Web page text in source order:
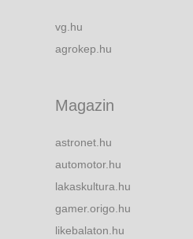
vg.hu
agrokep.hu
Magazin
astronet.hu
automotor.hu
lakaskultura.hu
gamer.origo.hu
likebalaton.hu